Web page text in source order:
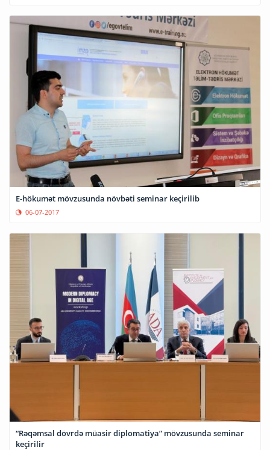
E-hökumət mövzusunda növbəti seminar keçirilib
06-07-2017
“Rəqəmsal dövrdə müasir diplomatiya” mövzusunda seminar
keçirilir